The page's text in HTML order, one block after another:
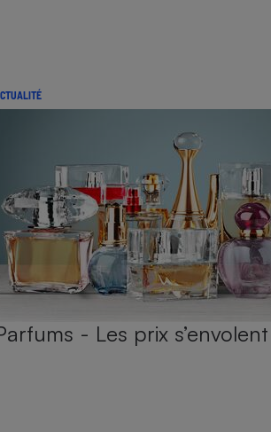
- Les prix s’envolent